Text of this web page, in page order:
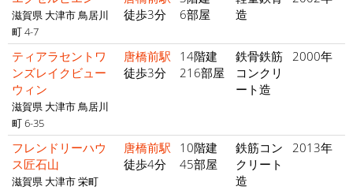
滋賀県 大津市 鳥居川
町 4-7
徒歩3分
6部屋
造
ティアラセントワ
ンズレイクビュー
ウィン
滋賀県 大津市 鳥居川
町 6-35
唐橋前駅
徒歩3分
14階建
216部屋
鉄骨鉄筋
コンクリ
ート造
2000年
フレンドリーハウ
ス匠石山
滋賀県 大津市 栄町
唐橋前駅
徒歩4分
10階建
45部屋
鉄筋コン
クリート
造
2013年